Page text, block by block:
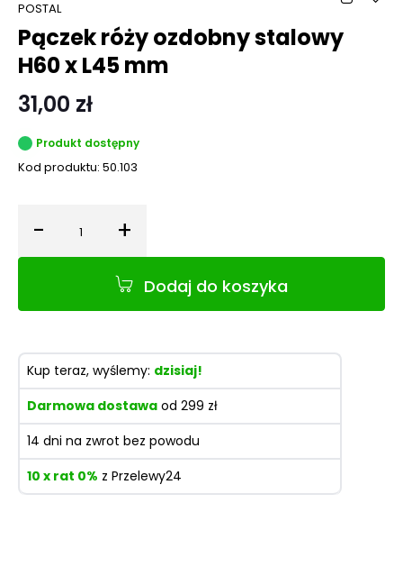
Pączek róży ozdobny stalowy
H60 x L45 mm
31,00 zł
Produkt dostępny
Kod produktu: 50.103
- Ilość +
Dodaj do koszyka
Kup teraz, wyślemy: dzisiaj!
Darmowa dostawa od 299 zł
14 dni na zwrot bez powodu
10 x rat 0% z Przelewy24